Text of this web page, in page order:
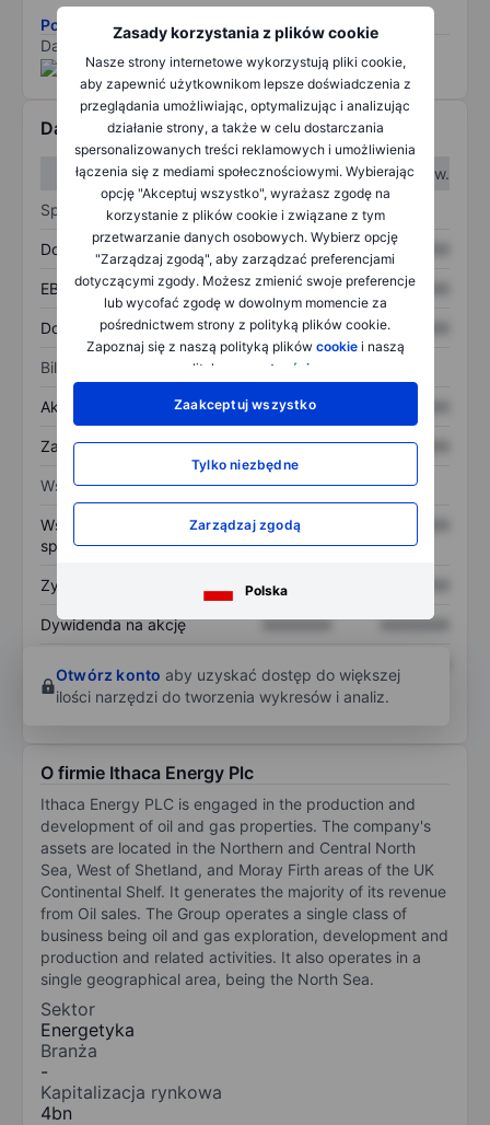
Zasady korzystania z plików cookie
Nasze strony internetowe wykorzystują pliki cookie,
aby zapewnić użytkownikom lepsze doświadczenia z
przeglądania umożliwiając, optymalizując i analizując
działanie strony, a także w celu dostarczania
spersonalizowanych treści reklamowych i umożliwienia
łączenia się z mediami społecznościowymi. Wybierając
opcję "Akceptuj wszystko", wyrażasz zgodę na
korzystanie z plików cookie i związane z tym
przetwarzanie danych osobowych. Wybierz opcję
"Zarządzaj zgodą", aby zarządzać preferencjami
dotyczącymi zgody. Możesz zmienić swoje preferencje
lub wycofać zgodę w dowolnym momencie za
pośrednictwem strony z polityką plików cookie.
Zapoznaj się z naszą polityką plików cookiei naszą
polityką
prywatności
Zaakceptuj wszystko
Tylko niezbędne
Zarządzaj zgodą
Polska
Pobierz metodologię ryzyka ESG.
Dane dostarczone przez
/
Dane finansowe
W I kw.
W II kw.
Sprawozdanie z zysków
Dochód XXXXXXX XXXXXXX
EBITDA XXXXXXX XXXXXXX
Dochód netto XXXXXXX XXXXXXX
Bilans
Aktywa ogółem XXXXXXX
Zadłużenie ogółem XXXXXXX XXXXXXX
Wskaźniki
Współczynnik cena do
sprzedaży
XXXXXXX
Zysk na akcję XXXXXXX
Dywidenda na akcję XXXXXXX XXXXXXX
własnego
Otwórz konto aby uzyskać dostęp do większej
ilości narzędzi do tworzenia wykresów i analiz.
O firmie Ithaca Energy Plc
Ithaca Energy PLC is engaged in the production and
development of oil and gas properties. The company's
assets are located in the Northern and Central North
Sea, West of Shetland, and Moray Firth areas of the UK
Continental Shelf. It generates the majority of its revenue
from Oil sales. The Group operates a single class of
business being oil and gas exploration, development and
production and related activities. It also operates in a
single geographical area, being the North Sea.
Sektor
Energetyka
Branża
-
Kapitalizacja rynkowa
4bn